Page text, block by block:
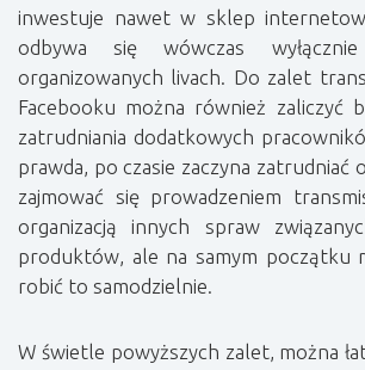
inwestuje nawet w sklep
odbywa się wówczas
organizowanych livach. Do zalet
Facebooku można również zaliczyć
zatrudniania dodatkowych
prawda, po czasie zaczyna zatrudniać
zajmować się prowadzeniem
organizacją innych spraw
produktów, ale na samym początku
robić to samodzielnie.
W świetle powyższych zalet, można